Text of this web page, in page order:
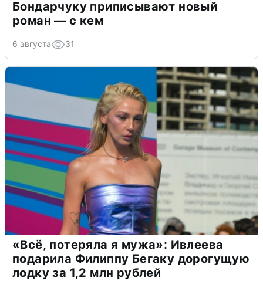
Бондарчуку приписывают новый
роман — с кем
6 августа 31
«Всё, потеряла я мужа»: Ивлеева
подарила Филиппу Бегаку дорогущую
лодку за 1,2 млн рублей